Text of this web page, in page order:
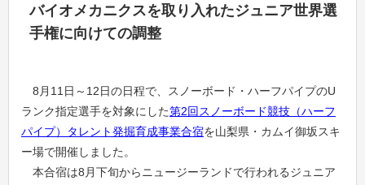
バイオメカニクスを取り入れたジュニア世界選
手権に向けての調整
8月11日～12日の日程で、スノーボード・ハーフパイプのU
ランク指定選手を対象にした第2回スノーボード競技（ハーフ
パイプ）タレント発掘育成事業合宿を山梨県・カムイ御坂スキ
ー場で開催しました。
本合宿は8月下旬からニュージーランドで行われるジュニア